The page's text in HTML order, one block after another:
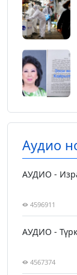
Аудио
АУДИО -
4596911
АУДИО -
4567374